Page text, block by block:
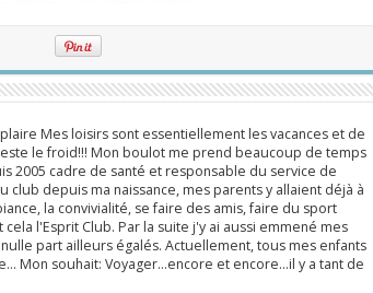
Mes loisirs sont essentiellement les vacances et de
le froid!!! Mon boulot me prend beaucoup de temps
2005 cadre de santé et responsable du service de
club depuis ma naissance, mes parents y allaient déjà à
la convivialité, se faire des amis, faire du sport
l'Esprit Club. Par la suite j'y ai aussi emmené mes
part ailleurs égalés. Actuellement, tous mes enfants
Mon souhait: Voyager...encore et encore...il y a tant de